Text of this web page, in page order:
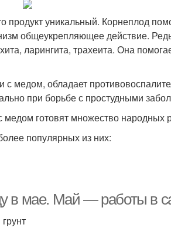
продукт уникальный. Корнеплод
общеукрепляющее действие.
ларингита, трахеита. Она
с медом, обладает
при борьбе с простудными
медом готовят множество народных
популярных из них:
в мае. Май — работы в